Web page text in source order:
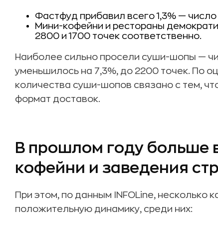
Фастфуд прибавил всего 1,3% —
Мини-кофейни и рестораны
2800 и 1700 точек соответственно.
Наиболее сильно просели суши-шопы —
уменьшилось на 7,3%, до 2200 точек. По
количества суши-шопов связано с тем,
формат доставок.
В прошлом году больше
кофейни и заведения
При этом, по данным INFOLine, несколько
положительную динамику, среди них: